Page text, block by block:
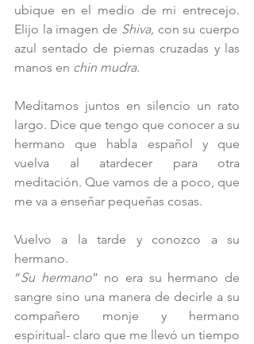
ubique en el medio de mi entrecejo.
Elijo la imagen de Shiva, con su cuerpo
azul sentado de piernas cruzadas y las
manos en chin mudra.
Meditamos juntos en silencio un rato
largo. Dice que tengo que conocer a su
hermano que habla español y que
vuelva al atardecer para otra
meditación. Que vamos de a poco, que
me va a enseñar pequeñas cosas.
Vuelvo a la tarde y conozco a su
hermano.
“Su hermano” no era su hermano de
sangre sino una manera de decirle a su
compañero monje y hermano
espiritual- claro que me llevó un tiempo